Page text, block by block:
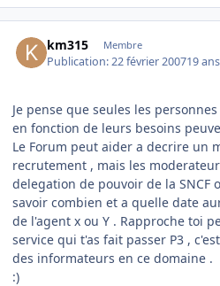
km315 Membre
Publication:22 février 200719 ans
Je pense que seules les
en fonction de leurs besoins
Le Forum peut aider a decrire un
recrutement , mais les
delegation de pouvoir de la SNCF
savoir combien et a quelle date
de l'agent x ou Y . Rapproche toi
service qui t'as fait passer P3 ,
des informateurs en ce domaine .
:)